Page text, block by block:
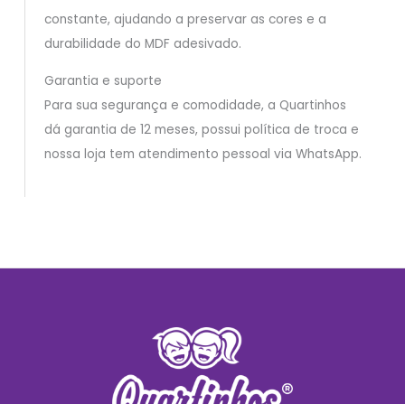
constante, ajudando a preservar as cores e a
durabilidade do MDF adesivado.
Garantia e suporte
Para sua segurança e comodidade, a Quartinhos
dá garantia de 12 meses, possui política de troca e
nossa loja tem atendimento pessoal via WhatsApp.